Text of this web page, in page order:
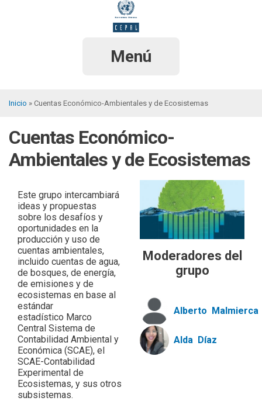
Menú
enlaces
de
la
navegación
Inicio Cuentas Económico-Ambientales y de Ecosistemas
Cuentas Económico-
Ambientales y de Ecosistemas
Este grupo intercambiará
ideas y propuestas
sobre los desafíos y
oportunidades en la
producción y uso de
cuentas ambientales,
incluido cuentas de agua,
de bosques, de energía,
de emisiones y de
ecosistemas en base al
estándar
estadístico Marco
Central Sistema de
Contabilidad Ambiental y
Económica (SCAE), el
SCAE-Contabilidad
Experimental de
Ecosistemas, y sus otros
subsistemas.
Moderadores del
grupo
Alberto Malmierca
Alda Díaz